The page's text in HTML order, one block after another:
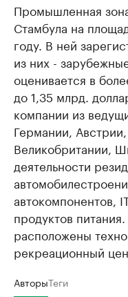
Промышленная
Стамбула на
году. В ней
из них -
оценивается в
до 1,35 млрд.
компании из
Германии,
Великобритании,
деятельности
автокомпонентов,
продуктов
расположены
рекреационный
АвторыТеги